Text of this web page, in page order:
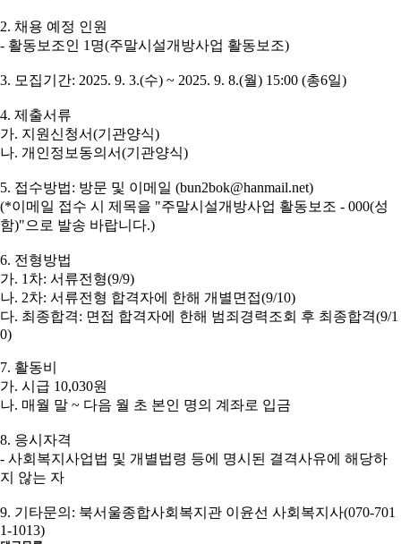
2. 채용 예정 인원
- 활동보조인 1 명(주말시설개방사업 활동보조)
3. 모집기간: 2025. 9. 3.(수) ~ 2025. 9. 8.(월) 15:00 (총6일)
4. 제출서류
가. 지원신청서(기관양식)
나. 개인정보동의서(기관양식)
5. 접수방법: 방문 및 이메일 (bun2bok@hanmail.net)
(*이메일 접수 시 제목을 "주말시설개방사업 활동보조 - 000(성
함)"으로 발송 바랍니다.)
6. 전형방법
가. 1 차: 서류전형(9/9)
나. 2차: 서류전형 합격자에 한해 개별면접(9/10)
다. 최종합격: 면접 합격자에 한해 범죄경력조회 후 최종합격(9/1
0)
7. 활동비
가. 시급 10,030원
나. 매월 말 ~ 다음 월 초 본인 명의 계좌로 입금
8. 응시자격
- 사회복지사업법 및 개별법령 등에 명시된 결격사유에 해당하
지 않는 자
9. 기타문의 : 북서울종합사회복지관 이윤선 사회복지사(070-701
1-1013)